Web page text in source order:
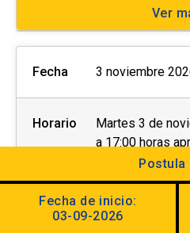
Postula
Fecha de inicio:
03-09-2026
Ver
Fecha 3 noviembre
Horario
Martes 3 de
a 17:00 horas
Examen oral: 3
elección de 9:00
Jaime Guzmán
Providencia)